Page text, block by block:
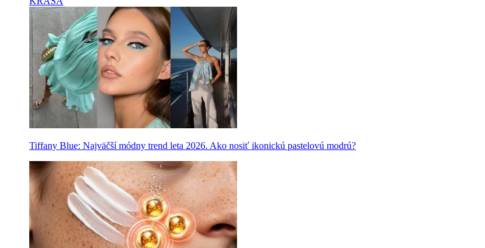
Tiffany Blue: Najväčší módny trend leta 2026. Ako nosiť ikonickú pastelovú modrú?